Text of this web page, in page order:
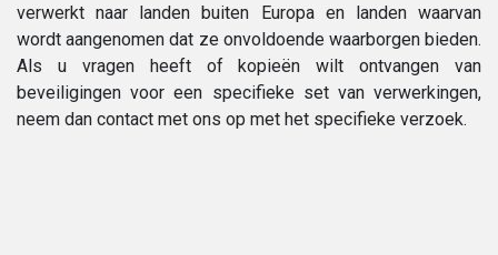
verwerkt naar landen buiten Europa en landen waarvan
wordt aangenomen dat ze onvoldoende waarborgen bieden.
Als u vragen heeft of kopieën wilt ontvangen van
beveiligingen voor een specifieke set van verwerkingen,
neem dan contact met ons op met het specifieke verzoek.